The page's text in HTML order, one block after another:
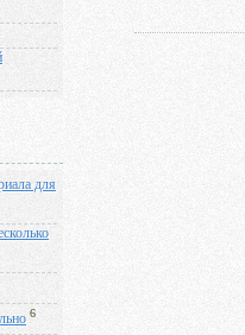
для
6